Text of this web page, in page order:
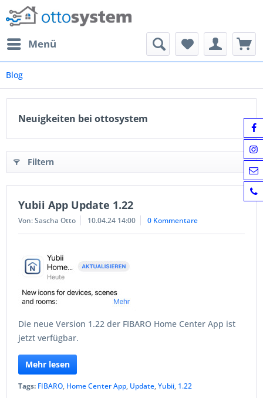
Menü
Blog
Neuigkeiten bei ottosystem
Filtern
Yubii App Update 1.22
Von: Sascha Otto 10.04.24 14:00 0 Kommentare
Die neue Version 1.22 der FIBARO Home Center App ist
jetzt verfügbar.
Mehr lesen
Tags: FIBARO, Home Center App, Update,Yubii, 1.22